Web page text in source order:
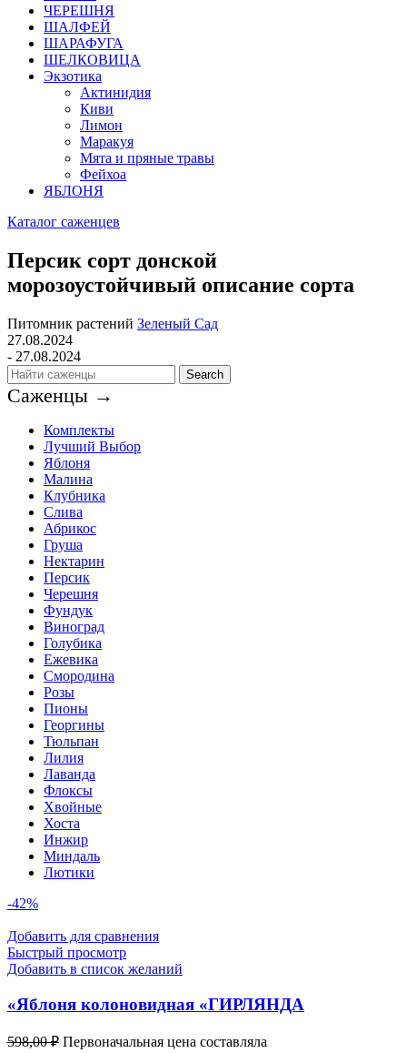
ЧЕРЕШНЯ
ШАЛФЕЙ
ШАРАФУГА
ШЕЛКОВИЦА
Экзотика
Актинидия
Киви
Лимон
Маракуя
Мята и пряные травы
Фейхоа
ЯБЛОНЯ
Каталог саженцев
Персик сорт донской
морозоустойчивый описание сорта
Питомник растений Зеленый Сад
27.08.2024
- 27.08.2024
Search
Саженцы →
Комплекты
Лучший Выбор
Яблоня
Малина
Клубника
Слива
Абрикос
Груша
Нектарин
Персик
Черешня
Фундук
Виноград
Голубика
Ежевика
Смородина
Розы
Пионы
Георгины
Тюльпан
Лилия
Лаванда
Флоксы
Хвойные
Хоста
Инжир
Миндаль
Лютики
-42%
Добавить для сравнения
Быстрый просмотр
Добавить в список желаний
«Яблоня колоновидная «ГИРЛЯНДА
598,00₽ Первоначальная цена составляла